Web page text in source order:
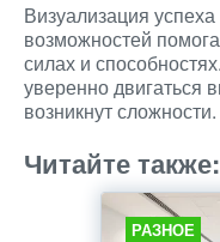
Визуализация
возможностей
силах и
уверенно двигаться
возникнут сложности.
Читайте также:
РАЗНОЕ